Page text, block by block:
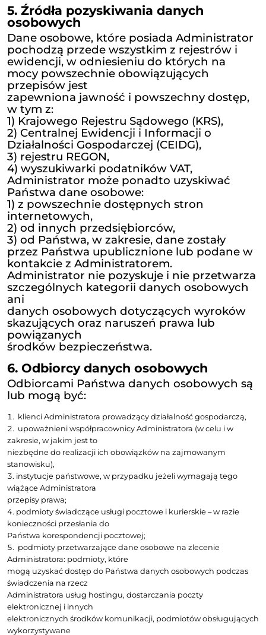
Państwa dane osobowe będą
przez różny czas, w zależności od
którego
dane osobowe są przetwarzane:
dane przetwarzane w celu realizacji prawnie
uzasadnionego interesu
Administratora związanego z prowadzeniem
gospodarczej –
przez czas istnienia prawnie uzasadnionego interesu
Administratora lub do czasu
wniesienia skutecznego sprzeciwu wobec
zależności od tego, które
zdarzenie nastąpi wcześniej;
dane przetwarzane w celu weryfikacji, czy w
do pozyskiwanych
danych nie został wniesiony sprzeciw wobec
przez czas
istnienia prawnie uzasadnionego interesu
dane przetwarzane w celu prowadzenia
innej formy
komunikacji –przez czas prowadzenia
zakończeniu, przez
okres istnienia prawnie uzasadnionego interesu
nie dłużej jednak niż
do czasu przedawnienia ewentualnych roszczeń
korespondencją;
prawem
obowiązków –przez okres przechowywania
potwierdzających wywiązanie
się z tych obowiązków, nie dłużej jednak do czasu
tych obowiązków lub
przedawnienia ewentualnych roszczeń z nich
dane przetwarzane w celach archiwalnych i
do czasu
przedawnienia ewentualnych roszczeń lub przez czas
wymaganej przepisami prawa
archiwizacji dokumentów – w zależności od tego,
zdarzeń będzie trwać dłużej.
5. Źródła pozyskiwania danych
osobowych